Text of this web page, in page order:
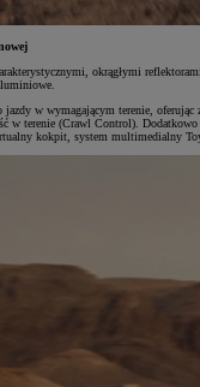
okrągłymi
w wymagającym terenie,
w terenie (Crawl Control).
kokpit, system multimedialny